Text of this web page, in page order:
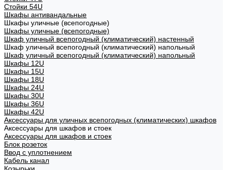
Стойки 54U
Шкафы антивандальные
Шкафы уличные (всепогодные)
Шкафы уличные (всепогодные)
Шкаф уличный всепогодный (климатический) настенный
Шкаф уличный всепогодный (климатический) напольный
Шкаф уличный всепогодный (климатический) напольный
Шкафы 12U
Шкафы 15U
Шкафы 18U
Шкафы 24U
Шкафы 30U
Шкафы 36U
Шкафы 42U
Аксессуары для уличных всепогодных (климатических) шкафов
Аксессуары для шкафов и стоек
Аксессуары для шкафов и стоек
Блок розеток
Ввод с уплотнением
Кабель канал